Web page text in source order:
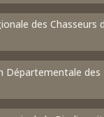
des Chasseurs
Départementale des